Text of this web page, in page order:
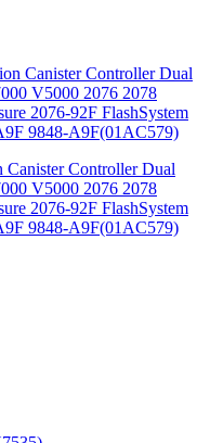
Controller Dual
V5000 2076 2078
2076-92F FlashSystem
9848-A9F(01AC579)